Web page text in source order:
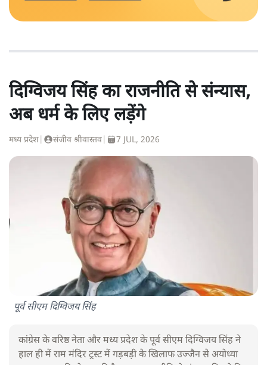
दिग्विजय सिंह का राजनीति से संन्यास,
अब धर्म के लिए लड़ेंगे
मध्य प्रदेश संजीव श्रीवास्तव 7 JUL, 2026
पूर्व सीएम दिग्विजय सिंह
कांग्रेस के वरिष्ठ नेता और मध्य प्रदेश के पूर्व सीएम दिग्विजय सिंह ने
हाल ही में राम मंदिर ट्रस्ट में गड़बड़ी के खिलाफ उज्जैन से अयोध्या